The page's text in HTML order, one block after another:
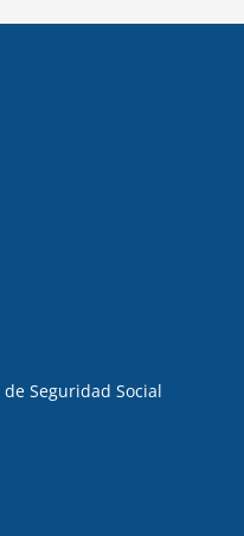
Seguridad Social